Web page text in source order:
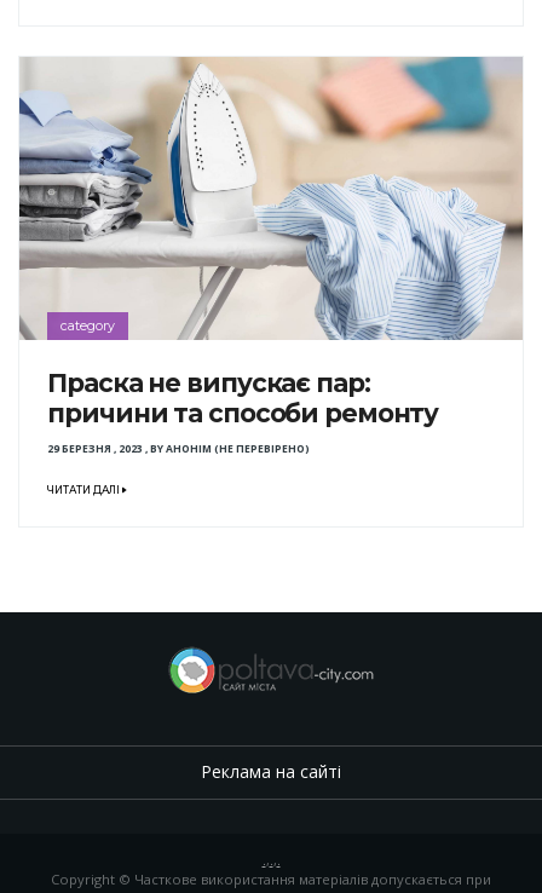
category
Праска не випускає пар:
причини та способи ремонту
29 БЕРЕЗНЯ , 2023 ,BYАНОНІМ (НЕ ПЕРЕВІРЕНО)
ЧИТАТИ ДАЛІ
Реклама на сайті
.,.,.
Copyright © Часткове використання матеріалів допускається при